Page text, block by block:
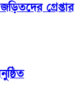
গ্রেপ্তার